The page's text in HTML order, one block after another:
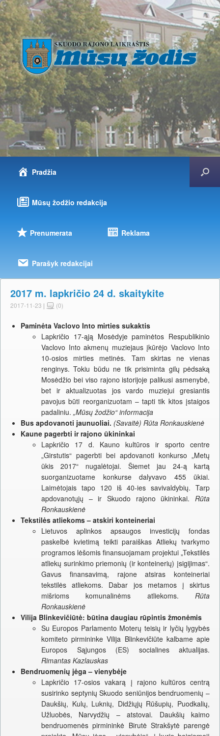
Pradžia
Mūsų žodžio redakcija
Prenumerata Reklama
Parašyk redakcijai
2017 m. lapkričio 24 d. skaitykite
2017-11-23 | (0)
Paminėta Vaclovo Into mirties sukaktis
Lapkričio 17-ąją Mosėdyje paminėtos Respublikinio
Vaclovo Into akmenų muziejaus įkūrėjo Vaclovo Into
10-osios mirties metinės. Tam skirtas ne vienas
renginys. Tokiu būdu ne tik prisiminta gilų pėdsaką
Mosėdžio bei viso rajono istorijoje palikusi asmenybė,
bet ir aktualizuotas jos vardo muziejui gresiantis
pavojus būti reorganizuotam – tapti tik kitos įstaigos
padaliniu. „Mūsų žodžio“ informacija
Bus apdovanoti jaunuoliai. (Savaitė) Rūta Ronkauskienė
Kaune pagerbti ir rajono ūkininkai
Lapkričio 17 d. Kauno kultūros ir sporto centre
„Girstutis“ pagerbti bei apdovanoti konkurso „Metų
ūkis 2017“ nugalėtojai. Šiemet jau 24-ą kartą
suorganizuotame konkurse dalyvavo 455 ūkiai.
Laimėtojais tapo 120 iš 40-ies savivaldybių. Tarp
apdovanotųjų – ir Skuodo rajono ūkininkai. Rūta
Ronkauskienė
Tekstilės atliekoms – atskiri konteineriai
Lietuvos aplinkos apsaugos investicijų fondas
paskelbė kvietimą teikti paraiškas Atliekų tvarkymo
programos lėšomis finansuojamam projektui „Tekstilės
atliekų surinkimo priemonių (ir konteinerių) įsigijimas“.
Gavus finansavimą, rajone atsiras konteineriai
tekstilės atliekoms. Dabar jos metamos į skirtus
mišrioms komunalinėms atliekoms. Rūta
Ronkauskienė
Vilija Blinkevičiūtė: būtina daugiau rūpintis žmonėmis
Su Europos Parlamento Moterų teisių ir lyčių lygybės
komiteto pirmininke Vilija Blinkevičiūte kalbame apie
Europos Sąjungos (ES) socialines aktualijas.
Rimantas Kazlauskas
Bendruomenių jėga – vienybėje
Lapkričio 17-osios vakarą į rajono kultūros centrą
susirinko septynių Skuodo seniūnijos bendruomenių –
Daukšių, Kulų, Luknių, Didžiųjų Rūšupių, Puodkalių,
Užluobės, Narvydžių – atstovai. Daukšių kaimo
bendruomenės pirmininkė Birutė Strakšytė parengė